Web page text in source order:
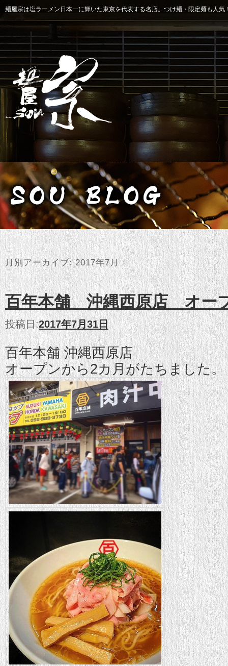
麺屋宗は塩ラーメン日本一に輝いた東京を代表する名店。つけ麺・限定麺も人
月別アーカイブ:2017年7月
百年本舗 沖縄西原店 オー
投稿日:2017年7月31日
百年本舗 沖縄西原店
オープンから2カ月がたちました。